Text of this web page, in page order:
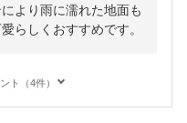
より雨に濡れた地面も
らしくおすすめです。
ト（4件）